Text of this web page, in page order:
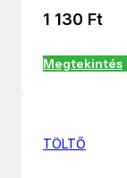
1 130 Ft
Megtekintés
TÖLTŐ